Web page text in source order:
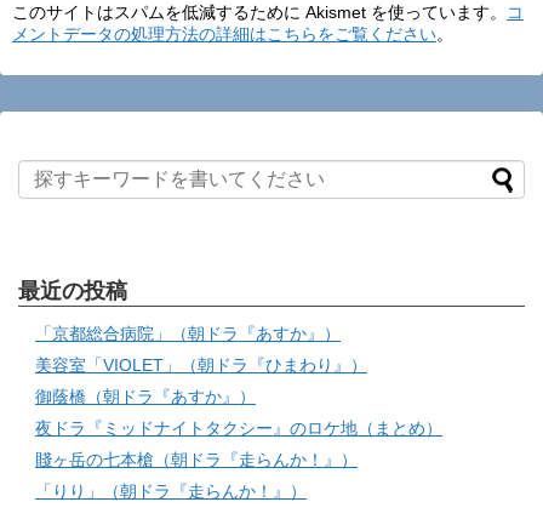
このサイトはスパムを低減するために Akismet を使っています。
コ
メントデータの処理方法の詳細はこちらをご覧ください。
最近の投稿
「京都総合病院」（朝ドラ『あすか』）
美容室「VIOLET」（朝ドラ『ひまわり』）
御蔭橋（朝ドラ『あすか』）
夜ドラ『ミッドナイトタクシー』のロケ地（まとめ）
賤ヶ岳の七本槍（朝ドラ『走らんか！』）
「りり」（朝ドラ『走らんか！』）